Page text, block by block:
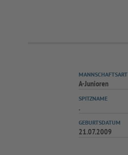
MANNSCHAFTSART
A-Junioren
SPITZNAME
.
GEBURTSDATUM
21.07.2009